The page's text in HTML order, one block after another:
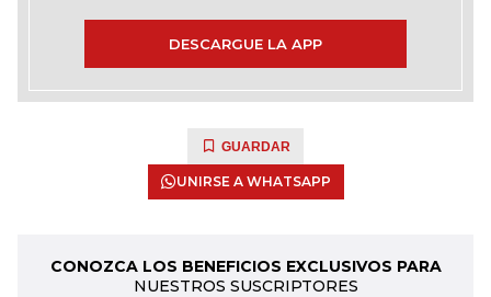
DESCARGUE LA APP
GUARDAR
UNIRSE A WHATSAPP
CONOZCA LOS BENEFICIOS EXCLUSIVOS PARA
NUESTROS SUSCRIPTORES